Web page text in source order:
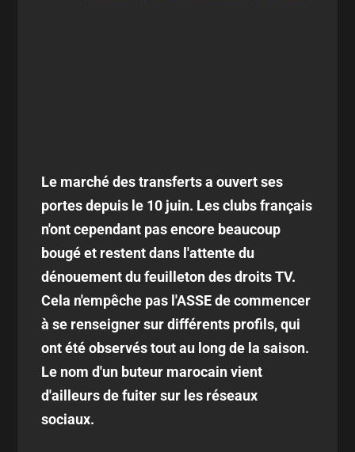
Le marché des transferts a ouvert ses
portes depuis le 10 juin. Les clubs français
n'ont cependant pas encore beaucoup
bougé et restent dans l'attente du
dénouement du feuilleton des droits TV.
Cela n'empêche pas l'ASSE de commencer
à se renseigner sur différents profils, qui
ont été observés tout au long de la saison.
Le nom d'un buteur marocain vient
d'ailleurs de fuiter sur les réseaux
sociaux.